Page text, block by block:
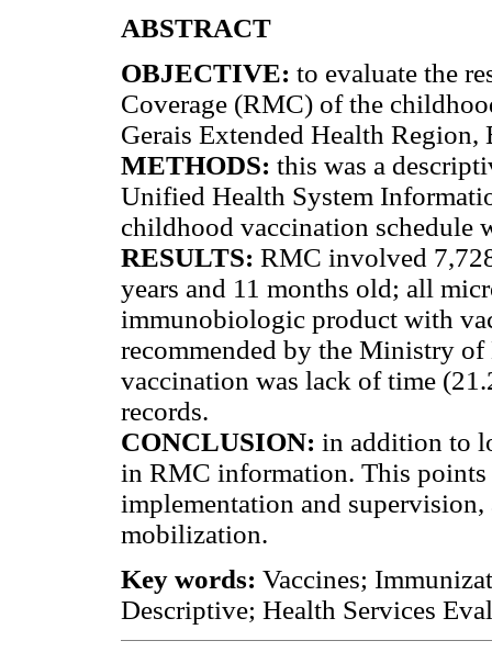
ABSTRACT
OBJECTIVE: to evaluate the
Coverage (RMC) of the
Gerais Extended Health
METHODS: this was a
Unified Health System
childhood vaccination schedule
RESULTS: RMC involved
years and 11 months old; all
immunobiologic product with
recommended by the Ministry
vaccination was lack of time
records.
CONCLUSION: in addition to
in RMC information. This
implementation and
mobilization.
Key words: Vaccines;
Descriptive; Health Services